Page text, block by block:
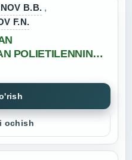
B.B. ,
F.N.
POLIETILENNING
XOSSALARINI
ochish